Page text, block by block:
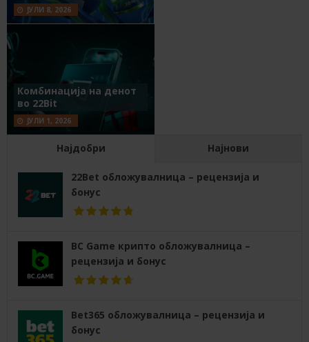
ЈУЛИ 8, 2026
Комбинација на денот
во 22Bit
ЈУЛИ 1, 2026
Најдобри Најнови
22Bet обложувалница – рецензија и
бонус
BC Game крипто обложувалница –
рецензија и бонус
Bet365 обложувалница – рецензија и
бонус